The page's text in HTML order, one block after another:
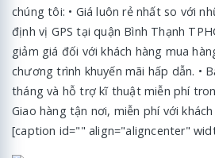
chúng tôi: • Giá luôn rẻ nhất so với
định vị GPS tại quận Bình Thạnh
giảm giá đối với khách hàng mua
chương trình khuyến mãi hấp dẫn. •
tháng và hỗ trợ kĩ thuật miễn phí
Giao hàng tận nơi, miễn phí với
[caption id="" align="aligncenter"